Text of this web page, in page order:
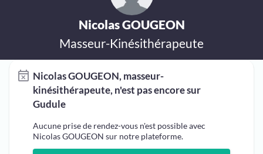
Nicolas GOUGEON
Masseur-Kinésithérapeute
Nicolas GOUGEON, masseur-
kinésithérapeute, n'est pas encore sur
Gudule
Aucune prise de rendez-vous n'est possible avec
Nicolas GOUGEON sur notre plateforme.